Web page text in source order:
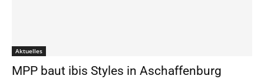
Aktuelles
MPP baut ibis Styles in Aschaffenburg